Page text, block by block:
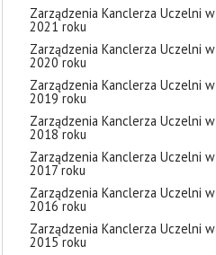
Zarządzenia Kanclerza Uczelni w
2021 roku
Zarządzenia Kanclerza Uczelni w
2020 roku
Zarządzenia Kanclerza Uczelni w
2019 roku
Zarządzenia Kanclerza Uczelni w
2018 roku
Zarządzenia Kanclerza Uczelni w
2017 roku
Zarządzenia Kanclerza Uczelni w
2016 roku
Zarządzenia Kanclerza Uczelni w
2015 roku